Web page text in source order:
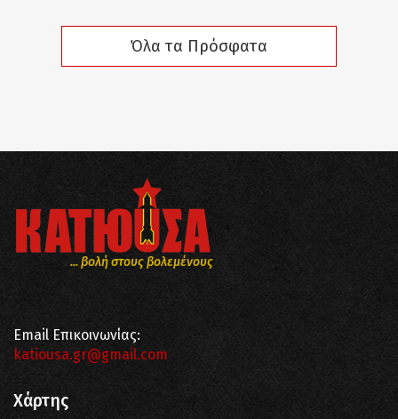
Όλα τα Πρόσφατα
... βολή στους βολεμένους
Email Επικοινωνίας:
katiousa.gr@gmail.com
Χάρτης